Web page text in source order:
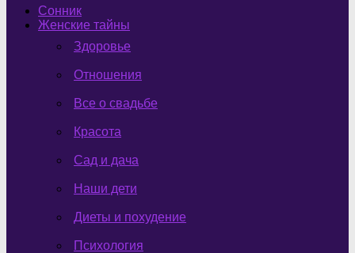
Сонник
Женские тайны
Здоровье
Отношения
Все о свадьбе
Красота
Сад и дача
Наши дети
Диеты и похудение
Психология